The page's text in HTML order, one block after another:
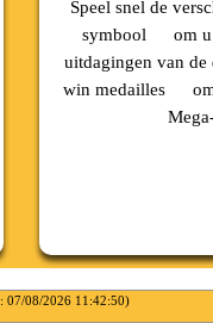
Speel snel de
symbool
om
uitdagingen van de
win medailles
07/08/2026 11:42:50)